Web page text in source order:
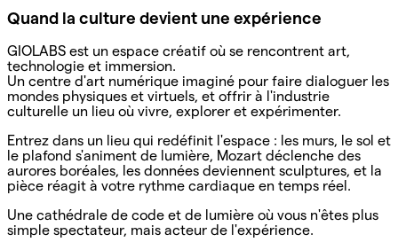
Quand la culture devient une expérience
GIOLABS est un espace créatif où se rencontrent art,
technologie et immersion.
Un centre d'art numérique imaginé pour faire dialoguer les
mondes physiques et virtuels, et offrir à l'industrie
culturelle un lieu où vivre, explorer et expérimenter.
Entrez dans un lieu qui redéfinit l'espace : les murs, le sol et
le plafond s'animent de lumière, Mozart déclenche des
aurores boréales, les données deviennent sculptures, et la
pièce réagit à votre rythme cardiaque en temps réel.
Une cathédrale de code et de lumière où vous n'êtes plus
simple spectateur, mais acteur de l'expérience.